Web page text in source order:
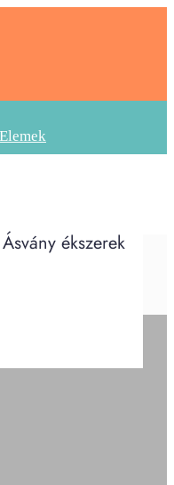
Ásvány ékszerek